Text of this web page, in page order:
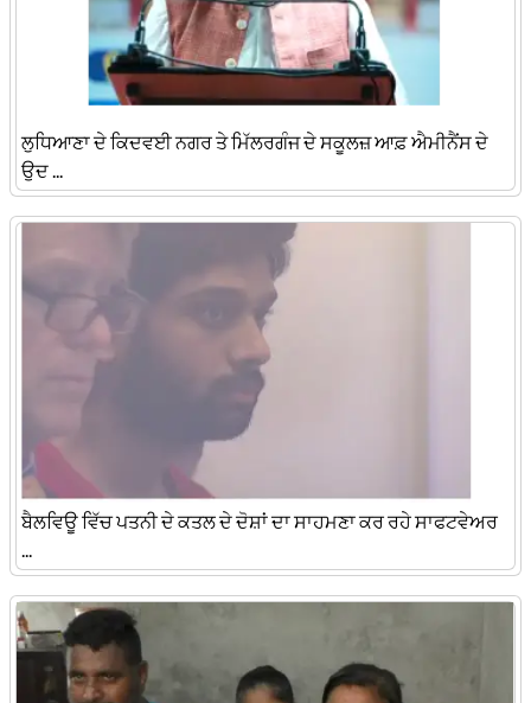
​ਲੁਧਿਆਣਾ ਦੇ ਕਿਦਵਈ ਨਗਰ ਤੇ ਮਿੱਲਰਗੰਜ ਦੇ ਸਕੂਲਜ਼ ਆਫ਼ ਐਮੀਨੈਂਸ ਦੇ
ਉਦ ...
ਬੈਲਵਿਊ ਵਿੱਚ ਪਤਨੀ ਦੇ ਕਤਲ ਦੇ ਦੋਸ਼ਾਂ ਦਾ ਸਾਹਮਣਾ ਕਰ ਰਹੇ ਸਾਫਟਵੇਅਰ